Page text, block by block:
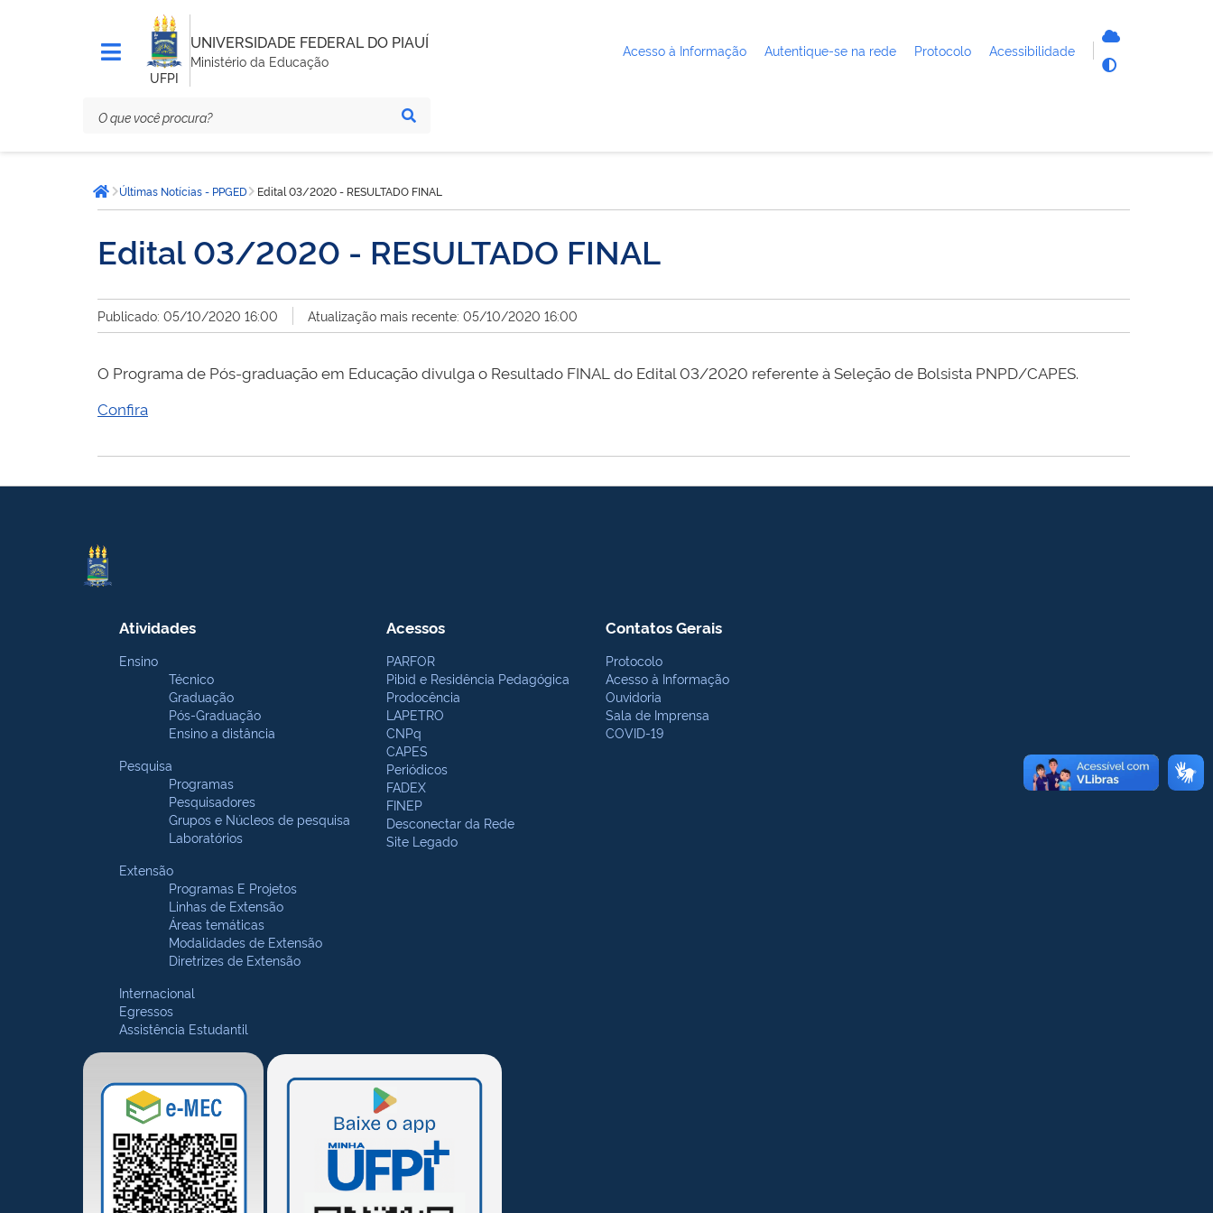
UFPI
UNIVERSIDADE FEDERAL DO PIAUÍ
Ministério da Educação
Acesso à Informação Autentique-se na rede Protocolo Acessibilidade
está
aqui:Página inicial
Últimas Notícias - PPGED Edital 03/2020 - RESULTADO FINAL
Edital 03/2020 - RESULTADO FINAL
Publicado: 05/10/2020 16:00 Atualização mais recente: 05/10/2020 16:00
O Programa de Pós-graduação em Educação divulga o Resultado FINAL do Edital 03/2020 referente à Seleção de Bolsista PNPD/CAPES.
Confira
Atividades
Ensino
Técnico
Graduação
Pós-Graduação
Ensino a distância
Pesquisa
Programas
Pesquisadores
Grupos e Núcleos de pesquisa
Laboratórios
Extensão
Programas E Projetos
Linhas de Extensão
Áreas temáticas
Modalidades de Extensão
Diretrizes de Extensão
Internacional
Egressos
Assistência Estudantil
Acessos
PARFOR
Pibid e Residência Pedagógica
Prodocência
LAPETRO
CNPq
CAPES
Periódicos
FADEX
FINEP
Desconectar da Rede
Site Legado
Contatos Gerais
Protocolo
Acesso à Informação
Ouvidoria
Sala de Imprensa
COVID-19